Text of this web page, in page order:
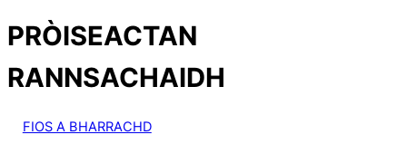
PRÒISEACTAN
RANNSACHAIDH
FIOS A BHARRACHD